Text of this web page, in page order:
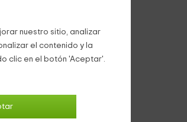
nuestro sitio, analizar
el contenido y la
clic en el botón 'Aceptar'.